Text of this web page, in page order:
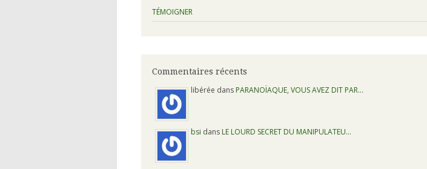
TÉMOIGNER
Commentaires récents
libérée dans PARANOÏAQUE, VOUS AVEZ DIT PAR…
bsi dans LE LOURD SECRET DU MANIPULATEU…